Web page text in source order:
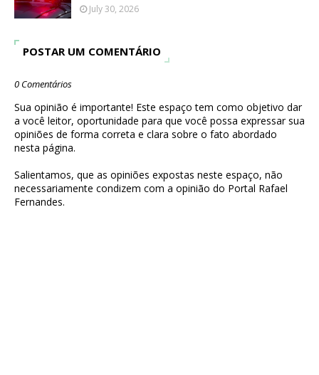
July 30, 2026
POSTAR UM COMENTÁRIO
0 Comentários
Sua opinião é importante! Este espaço tem como objetivo dar
a você leitor, oportunidade para que você possa expressar sua
opiniões de forma correta e clara sobre o fato abordado
nesta página.
Salientamos, que as opiniões expostas neste espaço, não
necessariamente condizem com a opinião do Portal Rafael
Fernandes.